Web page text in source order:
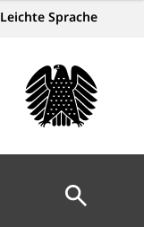
Leichte Sprache
Suche